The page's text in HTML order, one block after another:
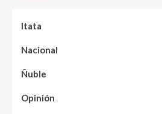
Itata
Nacional
Ñuble
Opinión